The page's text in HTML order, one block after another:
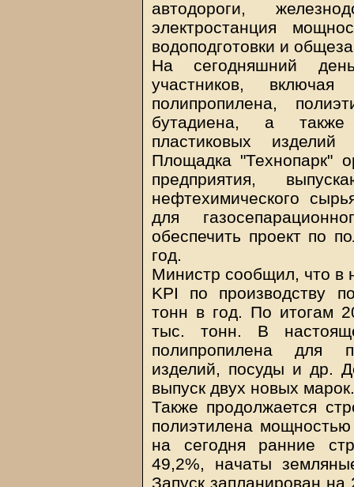
автодороги,
электростанция
водоподготовки и
На сегодняшний
участников,
полипропилена,
бутадиена, а также
пластиковых изделий
Площадка "Технопарк"
предприятия,
нефтехимического
для
обеспечить проект по
год.
Министр сообщил, что в
KPI по производству
тонн в год. По итогам
тыс. тонн. В
полипропилена для
изделий, посуды и др.
выпуск двух новых марок.
Также продолжается
полиэтилена
на сегодня ранние
49,2%, начаты
Запуск запланирован